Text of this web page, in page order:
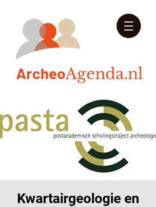
ArcheoAgenda.nl
Kwartairgeologie en